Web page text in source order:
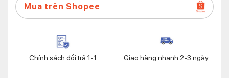
Mua trên Shopee
Chính sách đổi trả 1-1 Giao hàng nhanh 2-3 ngày